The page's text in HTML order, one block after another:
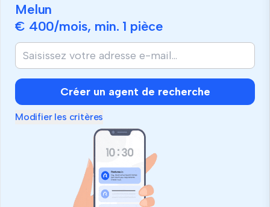
Melun
€ 400/mois, min. 1 pièce
Créer un agent de recherche
Modifier les critères